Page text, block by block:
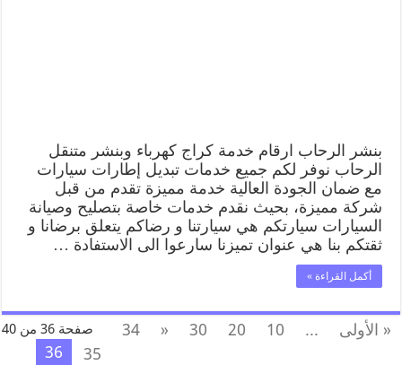
بنشر الرحاب ارقام خدمة كراج كهرباء وبنشر متنقل
الرحاب نوفر لكم جميع خدمات تبديل إطارات سيارات
مع ضمان الجودة العالية خدمة مميزة تقدم من قبل
شركة مميزة، بحيث نقدم خدمات خاصة بتصليح وصيانة
السيارات سيارتكم هي سيارتنا و رضاكم يتعلق برضانا و
ثقتكم بنا هي عنوان تميزنا سارعوا الى الاستفادة …
أكمل القراءة »
صفحة 36 من 40 « الأولى ...
10
20
30
«
34
35
36